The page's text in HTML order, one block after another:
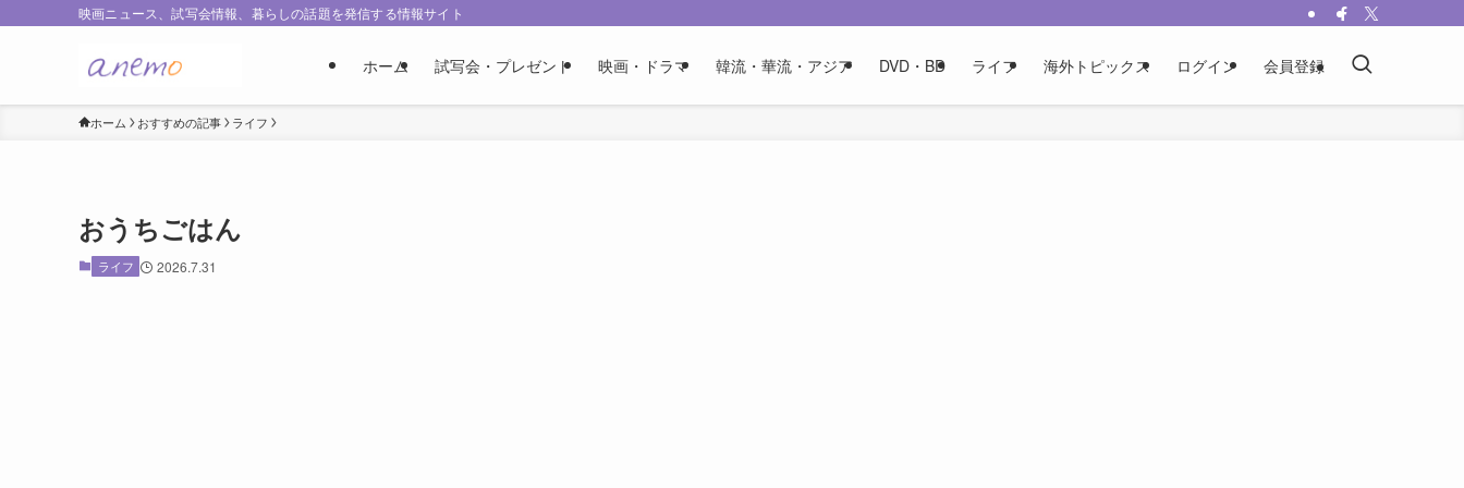
映画ニュース、試写会情報、暮らしの話題を発信する情報サイト
ホーム 試写会・プレゼント 映画・ドラマ 韓流・華流・アジア DVD・BD ライフ 海外トピックス ログイン 会員登録
ホーム おすすめの記事 ライフ
おうちごはん
ライフ 2026.7.31